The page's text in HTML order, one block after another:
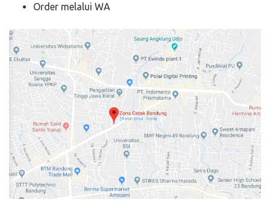
Order melalui WA